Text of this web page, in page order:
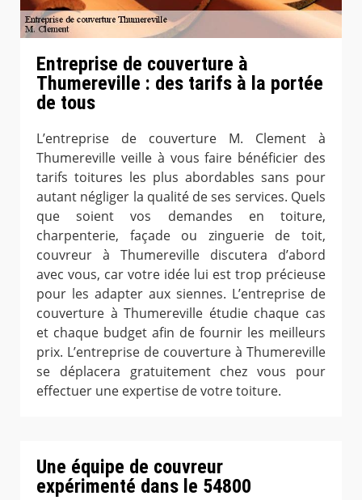
Entreprise de couverture à
Thumereville : des tarifs à la portée
de tous
L’entreprise de couverture M. Clement à
Thumereville veille à vous faire bénéficier des
tarifs toitures les plus abordables sans pour
autant négliger la qualité de ses services. Quels
que soient vos demandes en toiture,
charpenterie, façade ou zinguerie de toit,
couvreur à Thumereville discutera d’abord
avec vous, car votre idée lui est trop précieuse
pour les adapter aux siennes. L’entreprise de
couverture à Thumereville étudie chaque cas
et chaque budget afin de fournir les meilleurs
prix. L’entreprise de couverture à Thumereville
se déplacera gratuitement chez vous pour
effectuer une expertise de votre toiture.
Une équipe de couvreur
expérimenté dans le 54800